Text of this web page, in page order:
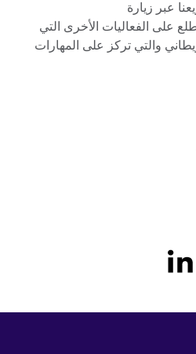
عبر زيارة
على الفعاليات الأخرى التي
والتي تركز على المهارات